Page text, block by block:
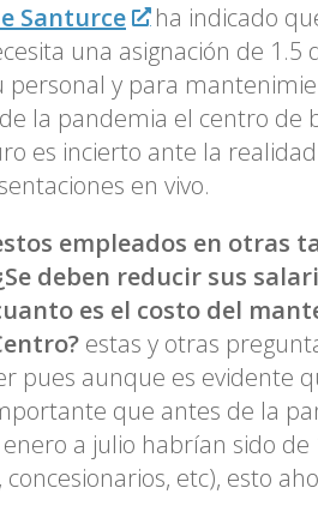
Santurce
ha indicado
una asignación de 1.5
personal y para
la pandemia el centro de
es incierto ante la
en vivo.
empleados en otras
deben reducir sus
es el costo del
estas y otras
pues aunque es evidente
que antes de la
a julio habrían sido de
etc), esto